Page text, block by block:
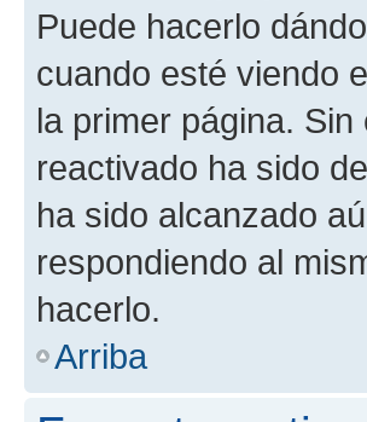
Puede hacerlo
cuando esté viendo
la primer página.
reactivado ha sido
ha sido alcanzado
respondiendo al
hacerlo.
Arriba